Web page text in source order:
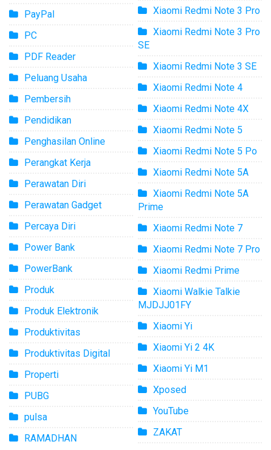
PayPal
PC
PDF Reader
Peluang Usaha
Pembersih
Pendidikan
Penghasilan Online
Perangkat Kerja
Perawatan Diri
Perawatan Gadget
Percaya Diri
Power Bank
PowerBank
Produk
Produk Elektronik
Produktivitas
Produktivitas Digital
Properti
PUBG
pulsa
RAMADHAN
Xiaomi Redmi Note 3 Pro
Xiaomi Redmi Note 3 Pro
SE
Xiaomi Redmi Note 3 SE
Xiaomi Redmi Note 4
Xiaomi Redmi Note 4X
Xiaomi Redmi Note 5
Xiaomi Redmi Note 5 Po
Xiaomi Redmi Note 5A
Xiaomi Redmi Note 5A
Prime
Xiaomi Redmi Note 7
Xiaomi Redmi Note 7 Pro
Xiaomi Redmi Prime
Xiaomi Walkie Talkie
MJDJJ01FY
Xiaomi Yi
Xiaomi Yi 2 4K
Xiaomi Yi M1
Xposed
YouTube
ZAKAT